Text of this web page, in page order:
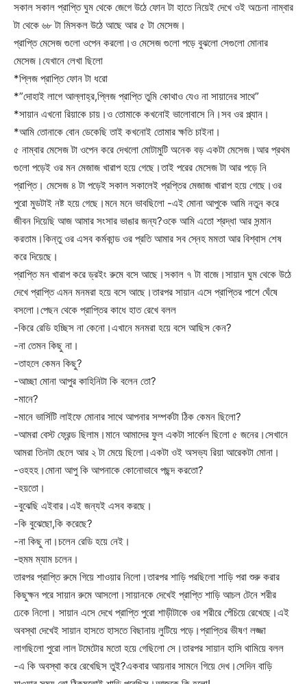
সকাল সকাল প্রাপ্তি ঘুম থেকে জেগে উঠে ফোন টা হাতে নিয়েই দেখে ওই অচেনা নাম্বার
টা থেকে ৬৮ টা মিসকল উঠে আছে আর ৫ টা মেসেজ।
প্রাপ্তি মেসেজ গুলো ওপেন করলো।ও মেসেজ গুলো পড়ে বুঝলো সেগুলো মোনার
মেসেজ।যেখানে লেখা ছিলো
*প্লিজ প্রাপ্তি ফোন টা ধরো
*”দোহাই লাগে আল্লাহ্‌র,প্লিজ প্রাপ্তি তুমি কোথাও যেও না সায়ানের সাথে”
*সায়ান এখনো রিয়াকে চায়।ও তোমাকে কখনোই ভালোবাসে নি।সব ওর প্ল্যান।
*আমি তোনাকে বোন ডেকেছি তাই কখনোই তোমার ক্ষতি চাইনা।
৫ নাম্বার মেসেজ টা ওপেন করে দেখলো মোটামুটি অনেক বড় একটা মেসেজ।আর প্রথম
গুলো পড়েই ওর মন মেজাজ খারাপ হয়ে গেছে।তাই পরের মেসেজ টা আর পড়ে নি
প্রাপ্তি। মেসেজ ৪ টা পড়েই সকাল সকালেই প্রপ্তির মেজাজ খারাপ হয়ে গেছে।ওর
পুরো মুডটাই নষ্ট হয়ে গেছে।মনে মনে ভাবছিলো -এই মোনা আপুকে আমি নতুন করে
জীবন দিয়েছি আজ আমার সংসার ভাঙার জন্য?ওকে আমি এতো শ্রদ্ধা আর সন্মান
করতাম।কিন্তু ওর এসব কর্মকান্ড ওর প্রতি আমার সব স্নেহ মমতা আর বিশ্বাস শেষ
করে দিয়েছে।
প্রাপ্তি মন খারাপ করে ড্রইং রুমে বসে আছে।সকাল ৭ টা বাজে।সায়ান ঘুম থেকে উঠে
দেখে প্রাপ্তি এমন মনমরা হয়ে বসে আছে।তারপর সায়ান এসে প্রাপ্তির পাশে ঘেঁষে
বসলো।পেছন থেকে প্রাপ্তির কাধে হাত রেখে বলল
-কিরে রেডি হচ্ছিস না কেনো।এখানে মনমরা হয়ে বসে আছিস কেন?
-না তেমন কিছু না।
-তাহলে কেমন কিছু?
-আচ্ছা মোনা আপুর কাহিনিটা কি বলেন তো?
-মানে?
-মানে ভার্সিটি লাইফে মোনার সাথে আপনার সম্পর্কটা ঠিক কেমন ছিলো?
-আমরা বেস্ট ফ্রেন্ড ছিলাম।মানে আমাদের ফুল একটা সার্কেল ছিলো ৫ জনের।সেখানে
আমরা তিনটা ছেলে আর ২ টা মেয়ে ছিলো।একটা ওই অসভ্য রিয়া আরেকটা মোনা।
-ওহহহ।মোনা আপু কি আপনাকে কোনোভাবে পছন্দ করতো?
-হয়তো।
-বুঝেছি এইবার।এই জন্যই এসব করছে।
-কি বুঝেছো,কি করেছে?
-না কিছু না।চলেন রেডি হয়ে নেই।
-হুমম ম্যাম চলেন।
তারপর প্রাপ্তি রুমে গিয়ে শাওয়ার নিলো।তারপর শাড়ি পরছিলো শাড়ি পরা শুরু করার
কিছুক্ষন পরে সায়ান রুমে আসলো।সায়ানকে দেখেই প্রাপ্তি শাড়ি আচল টেনে শরীর
ঢেকে নিলো। সায়ান এসে দেখে প্রাপ্তি পুরো শাড়ীটাকে ওর শরীরে পেঁচিয়ে রেখেছে।এই
অবস্থা দেখেই সায়ান হাসতে হাসতে বিছানায় লুটিয়ে পড়ে।প্রাপ্তির ভীষণ লজ্জা
লাগছিলো পুরো লাল টমেটোর মতো হয়ে গেছিলো সে।তারপর সায়ান হাসি থামিয়ে বলল
-এ কি অবস্থা করে রেখেছিস তুই?একবার আয়নার সামনে গিয়ে দেখ।সেদিন বাড়ি